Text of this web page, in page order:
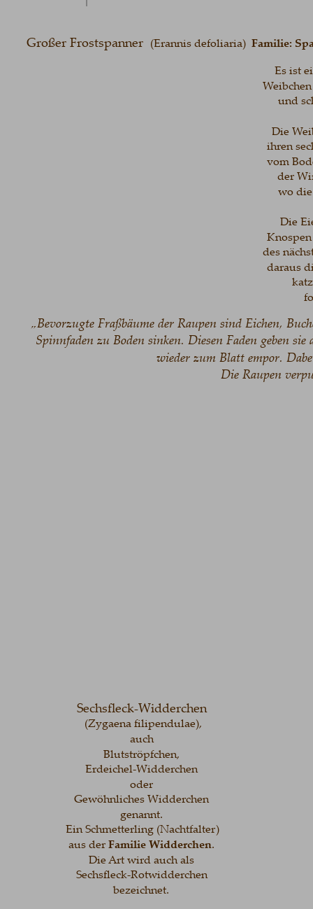
Großer Frostspanner (Erannis defoliaria) Familie:
Es ist
und
Die
ihren
vom
der
wo
Die
des
daraus
„Bevorzugte Fraßbäume der Raupen sind Eichen,
Spinnfaden zu Boden sinken. Diesen Faden geben
wieder zum Blatt empor.
Die Raupen
Sechsfleck-Widderchen
(Zygaena filipendulae),
auch
Blutströpfchen,
Erdeichel-Widderchen
oder
Gewöhnliches Widderchen
genannt.
Ein Schmetterling (Nachtfalter)
aus der Familie Widderchen.
Die Art wird auch als
Sechsfleck-Rotwidderchen
bezeichnet.